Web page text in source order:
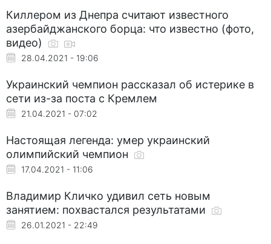
Киллером из Днепра считают известного
азербайджанского борца: что известно (фото,
видео)
28.04.2021 - 19:06
Украинский чемпион рассказал об истерике в
сети из-за поста с Кремлем
21.04.2021 - 07:02
Настоящая легенда: умер украинский
олимпийский чемпион
17.04.2021 - 11:06
Владимир Кличко удивил сеть новым
занятием: похвастался результатами
26.01.2021 - 22:49